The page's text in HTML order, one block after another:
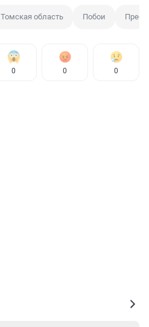
Томская область Побои
0 0 0